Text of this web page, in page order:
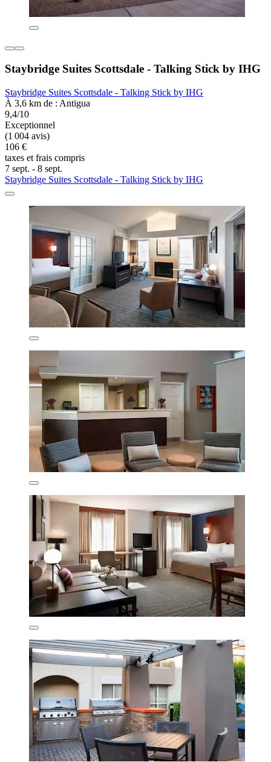
Staybridge Suites Scottsdale - Talking Stick by IHG
Staybridge Suites Scottsdale - Talking Stick by IHG
À 3,6 km de : Antigua
9,4/10
Exceptionnel
(1 004 avis)
106 €
taxes et frais compris
7 sept. - 8 sept.
Staybridge Suites Scottsdale - Talking Stick by IHG